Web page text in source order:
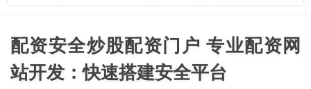
配资安全炒股配资门户 专业配资网
站开发：快速搭建安全平台